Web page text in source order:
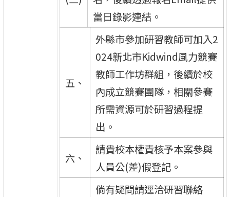
當日錄影連結。
五、
外縣市參加研習教師可加入2
024新北市Kidwind風力競賽
教師工作坊群組，後續於校
內成立競賽團隊，相關參賽
所需資源可於研習過程提
出。
六、
請貴校本權責核予本案參與
人員公(差)假登記。
倘有疑問請逕洽研習聯絡